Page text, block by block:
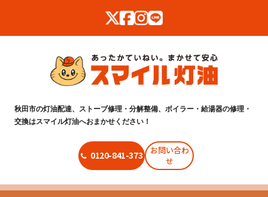
秋田市の灯油配達、ストーブ修理・分解整備、ボイラー・給湯器の修理・
交換はスマイル灯油へおまかせください！
0120-841-373
お問い合わ
せ